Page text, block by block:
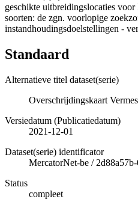
geschikte uitbreidingslocaties voor
soorten: de zgn. voorlopige
instandhoudingsdoelstellingen -
Standaard
Alternatieve titel dataset(serie)
Overschrijdingskaart
Versiedatum (Publicatiedatum)
2021-12-01
Dataset(serie) identificator
MercatorNet-be /
Status
compleet